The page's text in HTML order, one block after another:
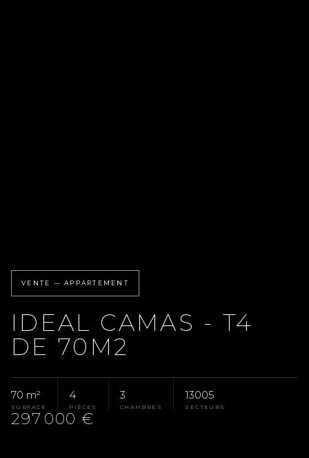
VENTE — APPARTEMENT
IDEAL CAMAS - T4
DE 70M2
70 m²
SURFACE
4
PIÈCES
3
CHAMBRES
13005
SECTEURS
297 000 €